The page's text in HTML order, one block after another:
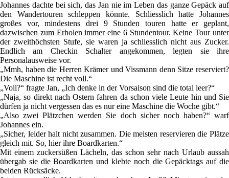
Johannes dachte bei sich, das Jan nie im Leben das ganze Gepäck auf
den Wandertouren schleppen könnte. Schliesslich hatte Johannes
großes vor, mindestens drei 9 Stunden touren hatte er geplant,
dazwischen zum Erholen immer eine 6 Stundentour. Keine Tour unter
der zweithöchsten Stufe, sie waren ja schliesslich nicht aus Zucker.
Endlich am Checkin Schalter angekommen, legten sie ihre
Personalausweise vor.
„Mmh, haben die Herren Krämer und Vissmann denn Sitze reserviert?
Die Maschine ist recht voll.“
„Voll?“ fragte Jan, „Ich denke in der Vorsaison sind die total leer?“
„Naja, so direkt nach Ostern fahren da schon viele Leute hin und Sie
dürfen ja nicht vergessen das es nur eine Maschine die Woche gibt.“
„Also zwei Plätzchen werden Sie doch sicher noch haben?“ warf
Johannes ein.
„Sicher, leider halt nicht zusammen. Die meisten reservieren die Plätze
gleich mit. So, hier ihre Boardkarten.“
Mit einem zuckersüßen Lächeln, das schon sehr nach Urlaub aussah
übergab sie die Boardkarten und klebte noch die Gepäcktags auf die
beiden Rücksäcke.